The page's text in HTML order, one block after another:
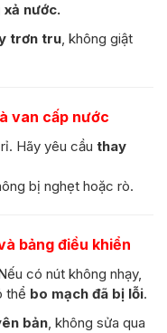
nước.
trơn tru, không giật
van cấp nước
Hãy yêu cầu thay
bị nghẹt hoặc rò.
bảng điều khiển
có nút không nhạy,
thể bo mạch đã bị lỗi.
bản, không sửa qua